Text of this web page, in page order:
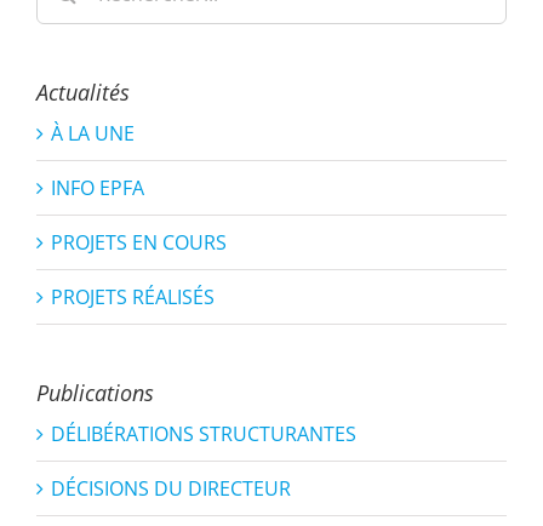
Actualités
À LA UNE
INFO EPFA
PROJETS EN COURS
PROJETS RÉALISÉS
Publications
DÉLIBÉRATIONS STRUCTURANTES
DÉCISIONS DU DIRECTEUR